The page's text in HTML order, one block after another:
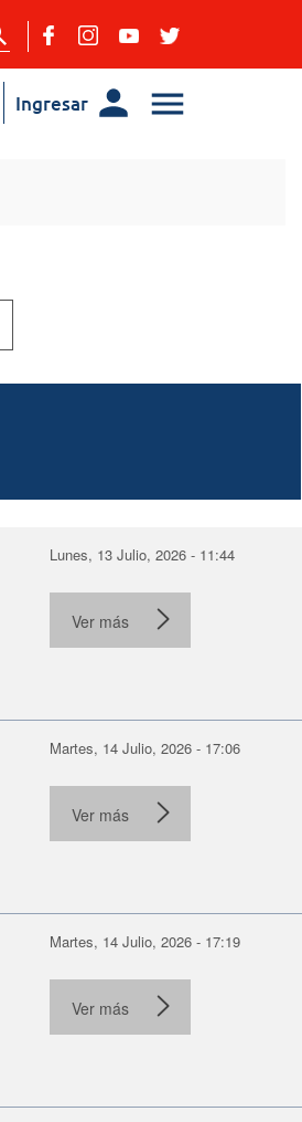
Ingresar
Lunes, 13 Julio, 2026 - 11:44
Ver más
Martes, 14 Julio, 2026 - 17:06
Ver más
Martes, 14 Julio, 2026 - 17:19
Ver más